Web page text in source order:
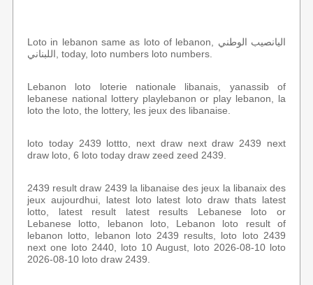
Loto in lebanon same as loto of lebanon, اليانصيب الوطني
اللبناني, today, loto numbers loto numbers.
Lebanon loto loterie nationale libanais, yanassib of
lebanese national lottery playlebanon or play lebanon, la
loto the loto, the lottery, les jeux des libanaise.
loto today 2439 lottto, next draw next draw 2439 next
draw loto, 6 loto today draw zeed zeed 2439.
2439 result draw 2439 la libanaise des jeux la libanaix des
jeux aujourdhui, latest loto latest loto draw thats latest
lotto, latest result latest results Lebanese loto or
Lebanese lotto, lebanon loto, Lebanon loto result of
lebanon lotto, lebanon loto 2439 results, loto loto 2439
next one loto 2440, loto 10 August, loto 2026-08-10 loto
2026-08-10 loto draw 2439.